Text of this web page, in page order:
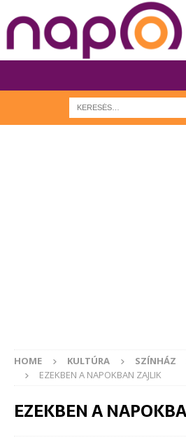
HOME KULTÚRA SZÍNHÁZ
EZEKBEN A NAPOKBAN ZAJLIK
EZEKBEN A